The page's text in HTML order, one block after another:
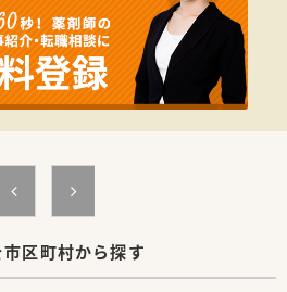
像について】
う募集であり、薬局での実務経験が5年以
お迎えいたします。
、男性薬剤師の活躍も期待されており、
に取り組める方歓迎です。
囲のスタッフと協力しながら柔軟に業務
調性のある方を求めます。
万円を想定しており、これまでのご経
転職でも安心できます。
トや、入社後は土日のみ社用車を利用でき
区町村から探す